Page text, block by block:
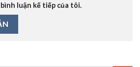
luận kế tiếp của tôi.